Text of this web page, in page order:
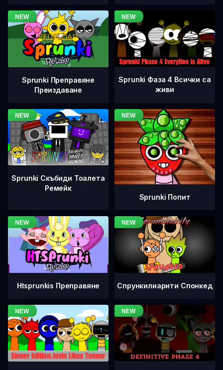
Sprunki Преправяне
Преиздаване
Sprunki Фаза 4 Всички са
живи
Sprunki Скъбиди Тоалета
Ремейк
Sprunki Попит
Htsprunkis Преправяне Спрункилиарити Спонкед